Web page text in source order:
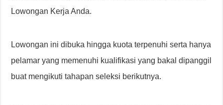
Lowongan Kerja Anda.
Lowongan ini dibuka hingga kuota terpenuhi serta hanya
pelamar yang memenuhi kualifikasi yang bakal dipanggil
buat mengikuti tahapan seleksi berikutnya.